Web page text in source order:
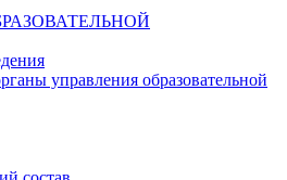
управления образовательной